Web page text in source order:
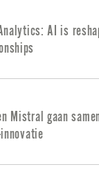
AI is
Mistral gaan
innovatie